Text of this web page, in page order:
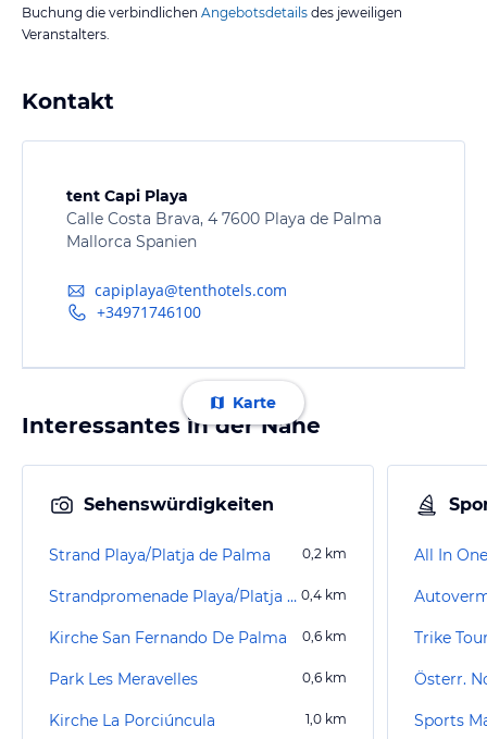
Buchung die verbindlichen Angebotsdetails des jeweiligen
Veranstalters.
Kontakt
tent Capi Playa
Calle Costa Brava, 4 7600 Playa de Palma
Mallorca Spanien
capiplaya@tenthotels.com
+34971746100
Karte
Interessantes in der Nähe
Sehenswürdigkeiten
Strand Playa/Platja de Palma 0,2 km
Strandpromenade Playa/Platja de Palma 0,4 km
Kirche San Fernando De Palma 0,6 km
Park Les Meravelles 0,6 km
Kirche La Porciúncula 1,0 km
Trike
Sports